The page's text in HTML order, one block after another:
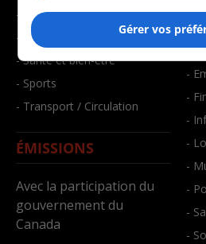
- Environnement
- Faits divers
- Santé et bien-être
- Sports
- Transport / Circulation
ÉMISSIONS
Avec la participation du
gouvernement du
Canada
-
-
-
-
-
-
-
-
-
-
Gérer vos